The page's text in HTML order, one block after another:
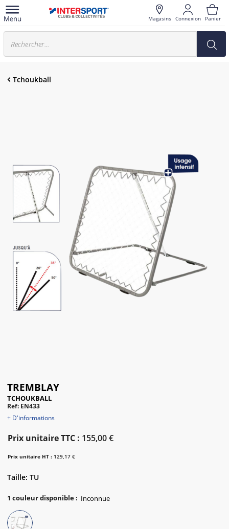
Magasins Connexion Panier
Tchoukball
TREMBLAY
TCHOUKBALL
Ref: EN433
+ D'informations
Prix unitaire TTC : 155,00 €
Prix unitaire HT : 129,17 €
Taille: TU
1 couleur disponible: